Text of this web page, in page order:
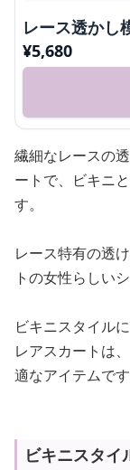
レース透かし
¥5,680
繊細なレースの
ートで、ビキニ
す。
レース特有の透
トの女性らしい
ビキニスタイル
レアスカートは
適なアイテムです
ビキニスタイ